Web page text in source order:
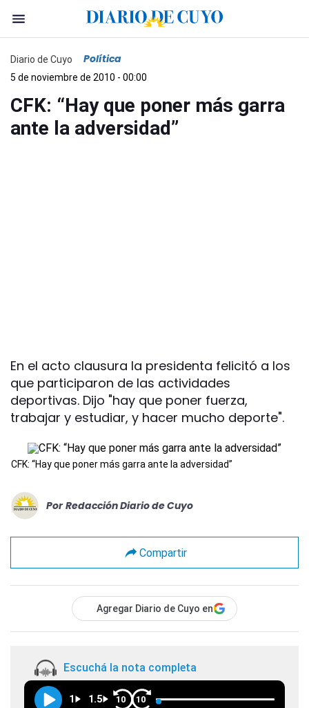
Diario de Cuyo Política
5 de noviembre de 2010 - 00:00
CFK: “Hay que poner más garra
ante la adversidad”
En el acto clausura la presidenta felicitó a los
que participaron de las actividades
deportivas. Dijo "hay que poner fuerza,
trabajar y estudiar, y hacer mucho deporte".
CFK: “Hay que poner más garra ante la adversidad”
Por Redacción Diario de Cuyo
Compartir
Agregar Diario de Cuyo en
Escuchá la nota completa
1 1.5 10 10